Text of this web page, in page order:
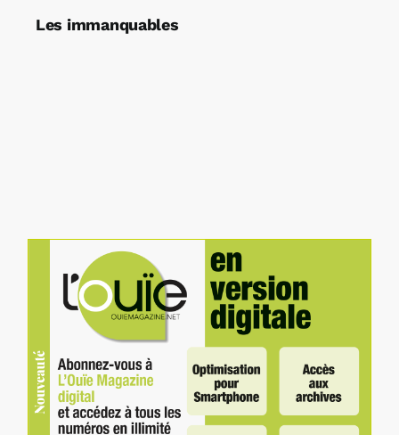
Les immanquables